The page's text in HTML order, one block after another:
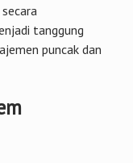
tanggung
puncak dan